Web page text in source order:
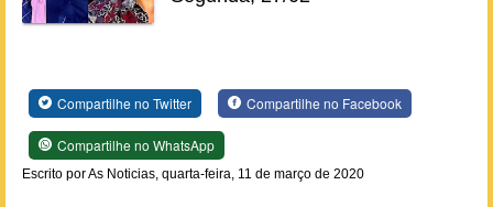
Compartilhe no Twitter Compartilhe no Facebook
Compartilhe no WhatsApp
Escrito por As Noticias, quarta-feira, 11 de março de 2020